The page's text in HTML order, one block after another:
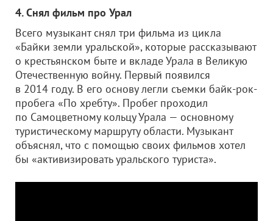
4. Снял фильм про Урал
Всего музыкант снял три фильма из цикла
«Байки земли уральской», которые рассказывают
о крестьянском быте и вкладе Урала в Великую
Отечественную войну. Первый появился
в 2014 году. В его основу легли съемки байк-рок-
пробега «По хребту». Пробег проходил
по Самоцветному кольцу Урала — основному
туристическому маршруту области. Музыкант
объяснял, что с помощью своих фильмов хотел
бы «активизировать уральского туриста».